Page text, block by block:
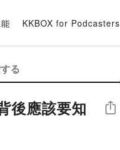
KKBOX for Podcasters
後應該要知
シェア